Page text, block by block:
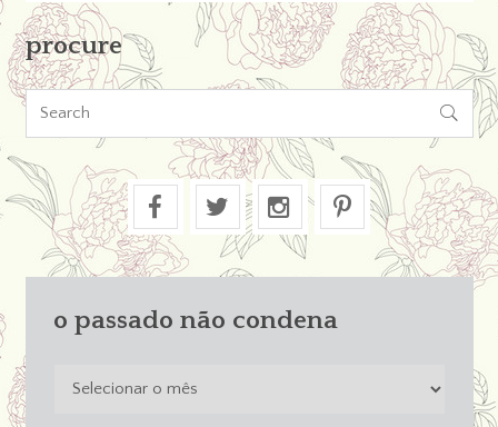
procure

o passado não condena